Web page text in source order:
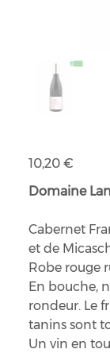
Prix
10,20 €
Domaine
Cabernet
et de
Robe rouge
En bouche,
rondeur. Le
tanins sont
Un vin en